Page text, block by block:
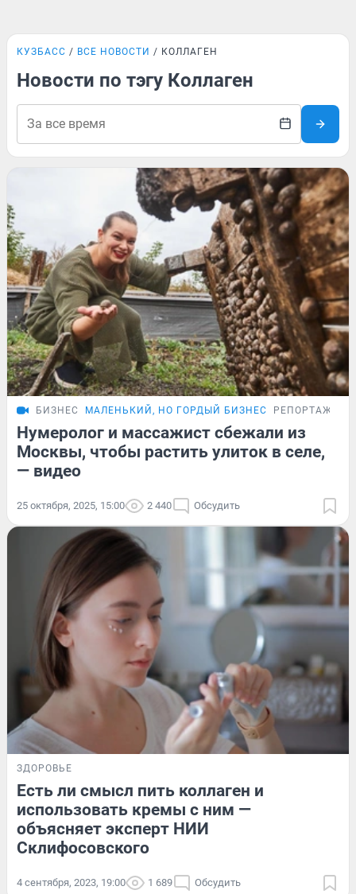
КУЗБАСС ВСЕ НОВОСТИ КОЛЛАГЕН
Новости по тэгу Коллаген
БИЗНЕС МАЛЕНЬКИЙ, НО ГОРДЫЙ БИЗНЕС РЕПОРТАЖ
Нумеролог и массажист сбежали из
Москвы, чтобы растить улиток в селе,
— видео
25 октября, 2025, 15:00 2 440 Обсудить
ЗДОРОВЬЕ
Есть ли смысл пить коллаген и
использовать кремы с ним —
объясняет эксперт НИИ
Склифосовского
4 сентября, 2023, 19:00 1 689 Обсудить